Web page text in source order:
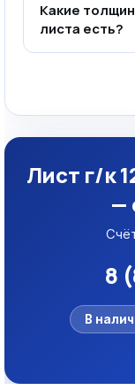
Какие
листа есть?
Лист г/к
—
8
В